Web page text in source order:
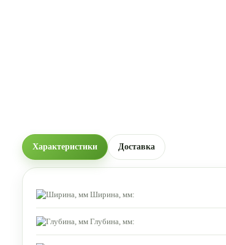
Характеристики Доставка
Ширина, мм:
Глубина, мм: